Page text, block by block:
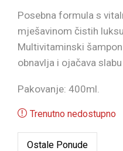
Posebna formula s
mješavinom čistih
Multivitaminski
obnavlja i ojačava slabu
Pakovanje: 400ml.
Trenutno nedostupno
Ostale Ponude